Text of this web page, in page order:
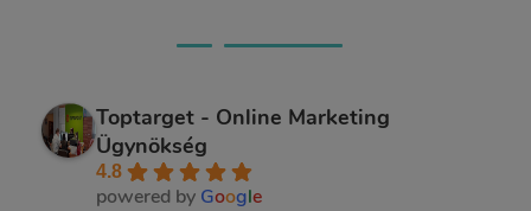
Toptarget - Online Marketing
Ügynökség
4.8
powered by Google